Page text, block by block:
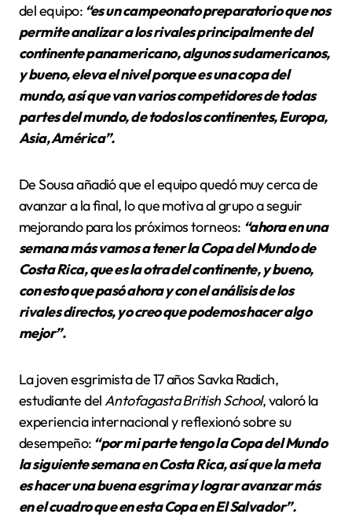
del equipo: “es un campeonato preparatorio que nos
permite analizar a los rivales principalmente del
continente panamericano, algunos sudamericanos,
y bueno, eleva el nivel porque es una copa del
mundo, así que van varios competidores de todas
partes del mundo, de todos los continentes, Europa,
Asia, América”.
De Sousa añadió que el equipo quedó muy cerca de
avanzar a la final, lo que motiva al grupo a seguir
mejorando para los próximos torneos: “ahora en una
semana más vamos a tener la Copa del Mundo de
Costa Rica, que es la otra del continente, y bueno,
con esto que pasó ahora y con el análisis de los
rivales directos, yo creo que podemos hacer algo
mejor”.
La joven esgrimista de 17 años Savka Radich,
estudiante del Antofagasta British School, valoró la
experiencia internacional y reflexionó sobre su
desempeño: “por mi parte tengo la Copa del Mundo
la siguiente semana en Costa Rica, así que la meta
es hacer una buena esgrima y lograr avanzar más
en el cuadro que en esta Copa en El Salvador”.